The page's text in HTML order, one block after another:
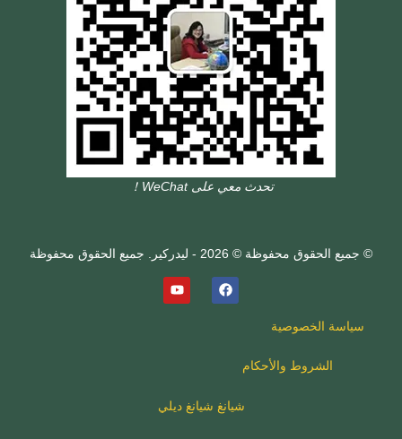
تحدث معي على WeChat！
© جميع الحقوق محفوظة © 2026 - ليدركير. جميع الحقوق محفوظة
سياسة الخصوصية
الشروط والأحكام
شيانغ شيانغ ديلي